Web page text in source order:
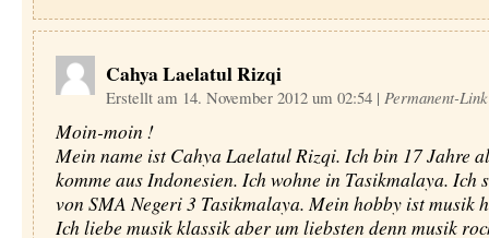
Cahya Laelatul Rizqi
Erstellt am 14. November 2012 um 02:54 | Permanent-Link
Moin-moin !
Mein name ist Cahya Laelatul Rizqi. Ich bin 17 Jahre
komme aus Indonesien. Ich wohne in Tasikmalaya. Ich
von SMA Negeri 3 Tasikmalaya. Mein hobby ist musik
Ich liebe musik klassik aber um liebsten denn musik